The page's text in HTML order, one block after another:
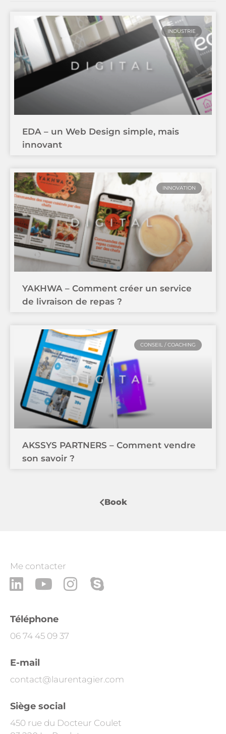
INDUSTRIE
EDA – un Web Design simple, mais
innovant
INNOVATION
YAKHWA – Comment créer un service
de livraison de repas ?
CONSEIL / COACHING
AKSSYS PARTNERS – Comment vendre
son savoir ?
Book
Me contacter
L
n
k
d
i
n
Y
u
t
e
I
r
S
Téléphone
06 74 45 09 37
E-mail
contact@laurentagier.com
Siège social
450 rue du Docteur Coulet